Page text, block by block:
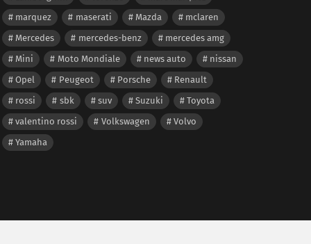
marquez
maserati Mazda
mclaren
Mercedes
mercedes-benz
mercedes amg
Mini
Moto Mondiale news auto
nissan
Opel
Peugeot Porsche
Renault
rossi
sbk suv Suzuki
Toyota
valentino rossi
Volkswagen
Volvo
Yamaha